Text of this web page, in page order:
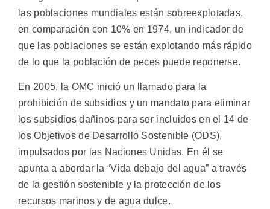
las poblaciones mundiales están sobreexplotadas,
en comparación con 10% en 1974, un indicador de
que las poblaciones se están explotando más rápido
de lo que la población de peces puede reponerse.
En 2005, la OMC inició un llamado para la
prohibición de subsidios y un mandato para eliminar
los subsidios dañinos para ser incluidos en el 14 de
los Objetivos de Desarrollo Sostenible (ODS),
impulsados por las Naciones Unidas. En él se
apunta a abordar la “Vida debajo del agua” a través
de la gestión sostenible y la protección de los
recursos marinos y de agua dulce.